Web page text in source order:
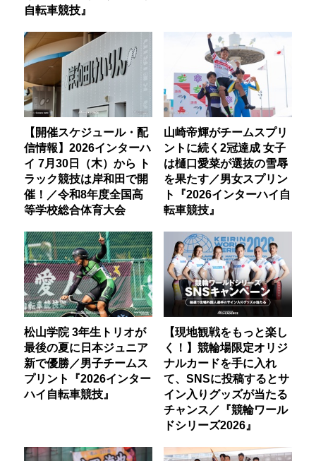
自転車競技』
【開催スケジュール・配
信情報】2026インターハ
イ 7月30日（木）から ト
ラック競技は岸和田で開
催！／令和8年度全国高
等学校総合体育大会
山崎帝輝がチームスプリ
ントに続く2冠達成 女子
は樋口愛菜が選抜の雪辱
を果たす／男女スプリン
ト『2026インターハイ自
転車競技』
松山学院 3年生トリオが
最後の夏に日本ジュニア
新で優勝／男子チームス
プリント『2026インター
ハイ自転車競技』
【現地観戦をもっと楽し
く！】競輪場限定オリジ
ナルカードを手に入れ
て、SNSに投稿するとサ
イン入りグッズが当たる
チャンス／『競輪ワール
ドシリーズ2026』